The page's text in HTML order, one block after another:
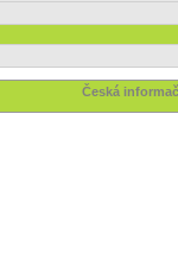
Česká